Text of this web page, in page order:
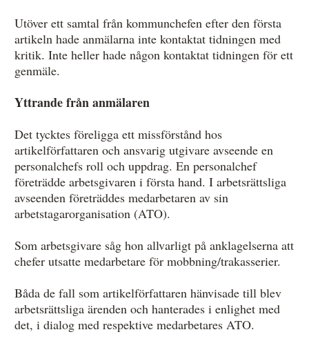
Utöver ett samtal från kommunchefen efter den första
artikeln hade anmälarna inte kontaktat tidningen med
kritik. Inte heller hade någon kontaktat tidningen för ett
genmäle.
Yttrande från anmälaren
Det tycktes föreligga ett missförstånd hos
artikelförfattaren och ansvarig utgivare avseende en
personalchefs roll och uppdrag. En personalchef
företrädde arbetsgivaren i första hand. I arbetsrättsliga
avseenden företräddes medarbetaren av sin
arbetstagarorganisation (ATO).
Som arbetsgivare såg hon allvarligt på anklagelserna att
chefer utsatte medarbetare för mobbning/trakasserier.
Båda de fall som artikelförfattaren hänvisade till blev
arbetsrättsliga ärenden och hanterades i enlighet med
det, i dialog med respektive medarbetares ATO.